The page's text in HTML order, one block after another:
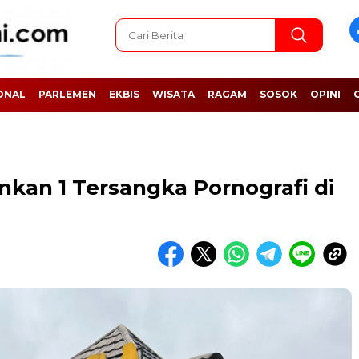
PARLEMEN EKBIS WISATA RAGAM SOSOK OPINI
1 Tersangka Pornografi di